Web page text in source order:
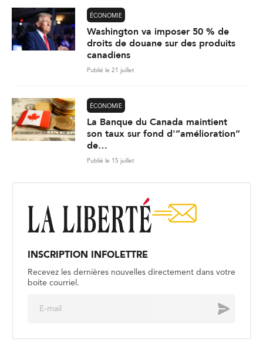
ÉCONOMIE
Washington va imposer 50 % de
droits de douane sur des produits
canadiens
Publié le 21 juillet
ÉCONOMIE
La Banque du Canada maintient
son taux sur fond d'”amélioration”
de…
Publié le 15 juillet
INSCRIPTION INFOLETTRE
Recevez les dernières nouvelles directement dans votre
boite courriel.
Envoyer